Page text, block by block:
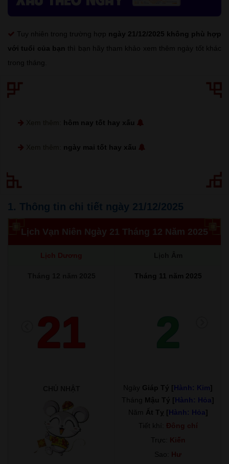
Tuy nhiên trong trường hợp ngày 21/12/2025 không phù hợp
với tuổi của bạn thì bạn hãy tham khảo xem thêm ngày tốt khác
trong tháng.
hôm nay tốt hay xấu
ngày mai tốt hay xấu
1. Thông tin chi tiết ngày 21/12/2025
Lịch Vạn Niên Ngày 21 Tháng 12 Năm 2025
Lịch Dương
Tháng 11 năm 2025
21 2
Ngày Giáp Tý [Hành: Kim]
Tháng Mậu Tý [Hành: Hỏa]
Năm Ất Tỵ [Hành: Hỏa]
Tiết khí: Đông chí
Trực: Kiến
Sao: Hư